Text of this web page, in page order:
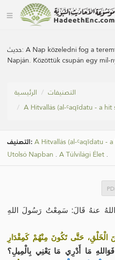
حديث:A Nap közeledni fog a
Napján. Közöttük csupán egy míl-
الرئيسية
التصنيفات
A Hitvallás (al-ᶜaqīdatu - a
التصنيف: A Hitvallás (al-ᶜaqīdatu -
Utolsó Napban . A Túlvilági Élet .
عنهُ قَالَ: سَمِعْتُ رَسُولَ اللهِ
الْخَلْقِ، حَتَّى تَكُونَ مِنْهُمْ كَمِقْدَارِ
فَوَاللهِ مَا أَدْرِي مَا يَعْنِي بِالْمِيلِ؟